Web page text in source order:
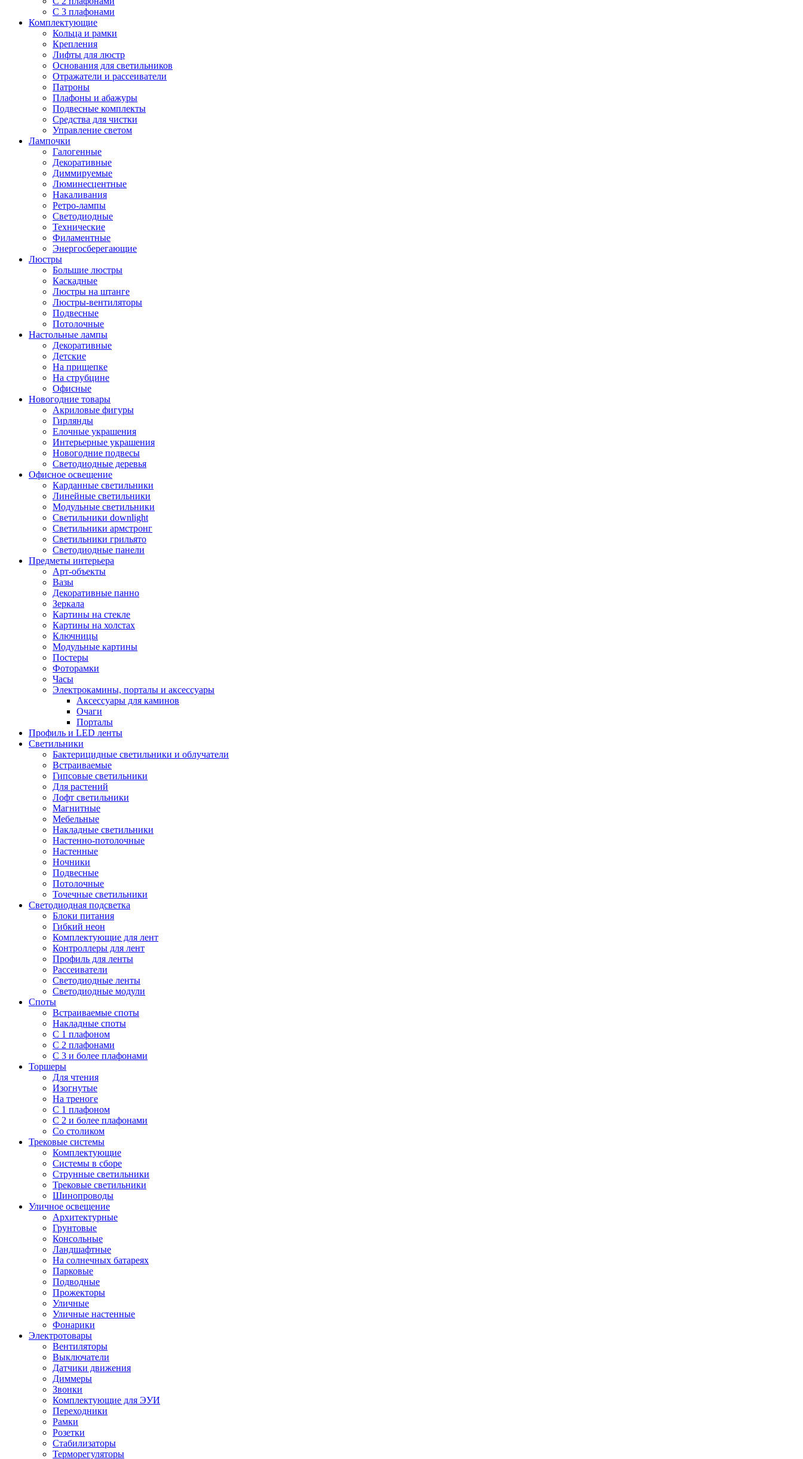
С 3 плафонами
Комплектующие
Кольца и рамки
Крепления
Лифты для люстр
Основания для светильников
Отражатели и рассеиватели
Патроны
Плафоны и абажуры
Подвесные комплекты
Средства для чистки
Управление светом
Лампочки
Галогенные
Декоративные
Диммируемые
Люминесцентные
Накаливания
Ретро-лампы
Светодиодные
Технические
Филаментные
Энергосберегающие
Люстры
Большие люстры
Каскадные
Люстры на штанге
Люстры-вентиляторы
Подвесные
Потолочные
Настольные лампы
Декоративные
Детские
На прищепке
На струбцине
Офисные
Новогодние товары
Акриловые фигуры
Гирлянды
Елочные украшения
Интерьерные украшения
Новогодние подвесы
Светодиодные деревья
Офисное освещение
Карданные светильники
Линейные светильники
Модульные светильники
Светильники downlight
Светильники армстронг
Светильники грильято
Светодиодные панели
Предметы интерьера
Арт-объекты
Вазы
Декоративные панно
Зеркала
Картины на стекле
Картины на холстах
Ключницы
Модульные картины
Постеры
Фоторамки
Часы
Электрокамины, порталы и аксессуары
Аксессуары для каминов
Очаги
Порталы
Профиль и LED ленты
Светильники
Бактерицидные светильники и облучатели
Встраиваемые
Гипсовые светильники
Для растений
Лофт светильники
Магнитные
Мебельные
Накладные светильники
Настенно-потолочные
Настенные
Ночники
Подвесные
Потолочные
Точечные светильники
Светодиодная подсветка
Блоки питания
Гибкий неон
Комплектующие для лент
Контроллеры для лент
Профиль для ленты
Рассеиватели
Светодиодные ленты
Светодиодные модули
Споты
Встраиваемые споты
Накладные споты
С 1 плафоном
С 2 плафонами
С 3 и более плафонами
Торшеры
Для чтения
Изогнутые
На треноге
С 1 плафоном
С 2 и более плафонами
Со столиком
Трековые системы
Комплектующие
Системы в сборе
Струнные светильники
Трековые светильники
Шинопроводы
Уличное освещение
Архитектурные
Грунтовые
Консольные
Ландшафтные
На солнечных батареях
Парковые
Подводные
Прожекторы
Уличные
Уличные настенные
Фонарики
Электротовары
Вентиляторы
Выключатели
Датчики движения
Диммеры
Звонки
Комплектующие для ЭУИ
Переходники
Рамки
Розетки
Стабилизаторы
Терморегуляторы